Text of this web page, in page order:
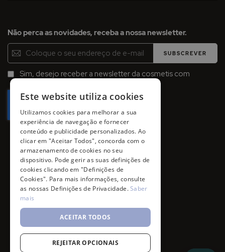
Não perca as novidades, receba a nossa newsletter.
Inscreva-
se
na
Newsletter:
SUBSCREVER
Sim, desejo receber a newsletter da cosmetis com
Este website utiliza cookies
Utilizamos cookies para melhorar a sua
experiência de navegação e fornecer
conteúdo e publicidade personalizados. Ao
clicar em "Aceitar Todos", concorda com o
armazenamento de cookies no seu
dispositivo. Pode gerir as suas definições de
cookies clicando em "Definições de
Cookies". Para mais informações, consulte
as nossas Definições de Privacidade.Saber
mais
ACEITAR TODOS
REJEITAR OPCIONAIS